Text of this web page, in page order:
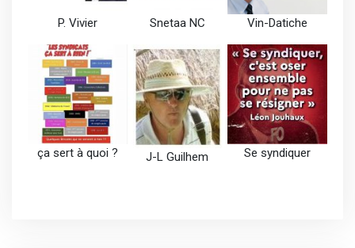
P. Vivier Snetaa NC Vin-Datiche
ça sert à quoi ? J-L Guilhem Se syndiquer